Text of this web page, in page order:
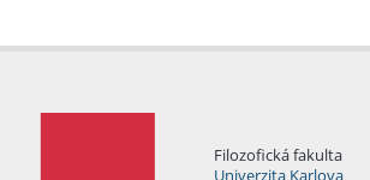
Filozofická fakulta